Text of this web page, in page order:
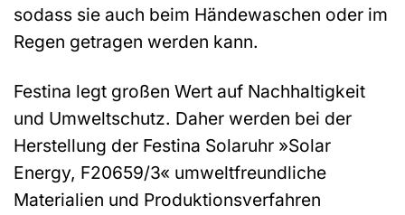
sodass sie auch beim Händewaschen oder im
Regen getragen werden kann.
Festina legt großen Wert auf Nachhaltigkeit
und Umweltschutz. Daher werden bei der
Herstellung der Festina Solaruhr »Solar
Energy, F20659/3« umweltfreundliche
Materialien und Produktionsverfahren